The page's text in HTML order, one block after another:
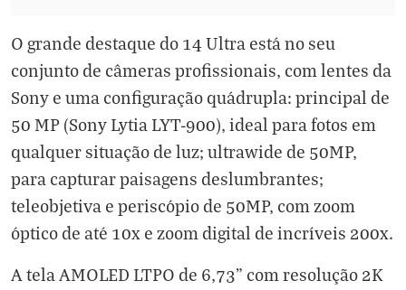
O grande destaque do 14 Ultra está no seu
conjunto de câmeras profissionais, com lentes da
Sony e uma configuração quádrupla: principal de
50 MP (Sony Lytia LYT-900), ideal para fotos em
qualquer situação de luz; ultrawide de 50MP,
para capturar paisagens deslumbrantes;
teleobjetiva e periscópio de 50MP, com zoom
óptico de até 10x e zoom digital de incríveis 200x.
A tela AMOLED LTPO de 6,73" com resolução 2K